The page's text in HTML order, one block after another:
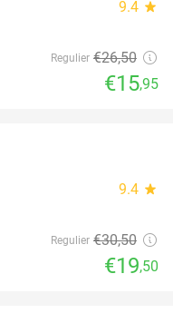
9.4 star
Regulier €26,50
€15,95
9.4 star
Regulier €30,50
€19,50